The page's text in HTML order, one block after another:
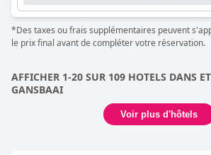
*Des taxes ou frais supplémentaires peuvent
le prix final avant de compléter votre réservation.
AFFICHER 1-20 SUR 109 HOTELS DANS
GANSBAAI
Voir plus d'hôtels